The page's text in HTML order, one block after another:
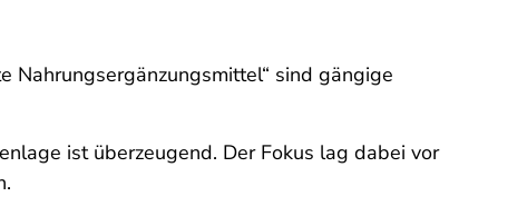
Nahrungsergänzungsmittel“ sind gängige
ist überzeugend. Der Fokus lag dabei vor